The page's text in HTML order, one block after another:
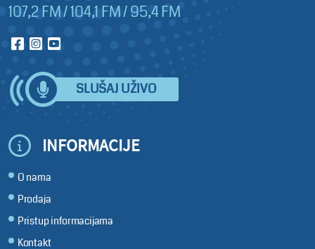
107,2 FM / 104,1 FM / 95,4 FM
SLUŠAJ UŽIVO
INFORMACIJE
O nama
Prodaja
Pristup informacijama
Kontakt